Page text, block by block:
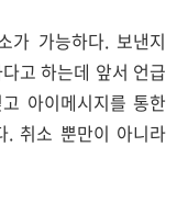
가 가능하다. 보낸지
고 하는데 앞서 언급
아이메시지를 통한
. 취소 뿐만이 아니라